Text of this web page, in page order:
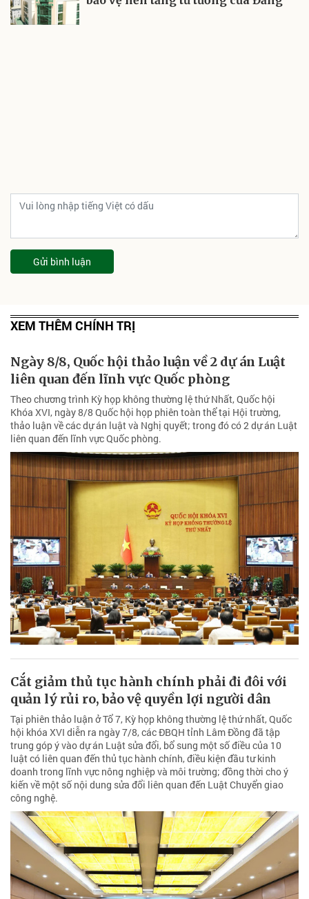
Gửi bình luận
XEM THÊM CHÍNH TRỊ
Ngày 8/8, Quốc hội thảo luận về 2 dự án Luật
liên quan đến lĩnh vực Quốc phòng
Theo chương trình Kỳ họp không thường lệ thứ Nhất, Quốc hội
Khóa XVI, ngày 8/8 Quốc hội họp phiên toàn thể tại Hội trường,
thảo luận về các dự án luật và Nghị quyết; trong đó có 2 dự án Luật
liên quan đến lĩnh vực Quốc phòng.
Cắt giảm thủ tục hành chính phải đi đôi với
quản lý rủi ro, bảo vệ quyền lợi người dân
Tại phiên thảo luận ở Tổ 7, Kỳ họp không thường lệ thứ nhất, Quốc
hội khóa XVI diễn ra ngày 7/8, các ĐBQH tỉnh Lâm Đồng đã tập
trung góp ý vào dự án Luật sửa đổi, bổ sung một số điều của 10
luật có liên quan đến thủ tục hành chính, điều kiện đầu tư kinh
doanh trong lĩnh vực nông nghiệp và môi trường; đồng thời cho ý
kiến về một số nội dung sửa đổi liên quan đến Luật Chuyển giao
công nghệ.